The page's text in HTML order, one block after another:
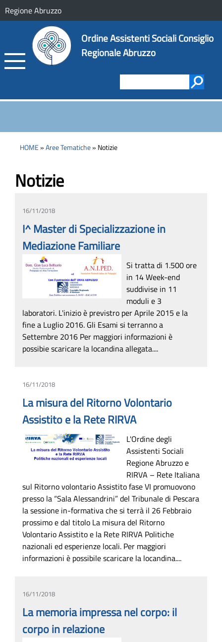
Regione Abruzzo
Ordine Assistenti Sociali Consiglio
Regionale Abruzzo
HOME »Aree Tematiche» Notizie
Notizie
16/11/2018
I^ Master di Specializzazione in
Mediazione Familiare
Si tratta di 1.500 ore
in 14 Week-end
suddivise in 11
moduli e 3
laboratori. L'inizio è previstro per Aprile 2015 e la
fine a Luglio 2016. Gli Esami si terranno a
Settembre 2016 Per maggiori informazioni è
possibie scaricare la locandina allegata....
16/11/2018
La misura del Ritorno Volontario
Assistito e la Rete RIRVA
L'Ordine degli
Assistenti Sociali
Regione Abruzzo e
RIRVA – Rete Italiana
sul Ritorno volontario Assistito fase VI promuovono
presso la “Sala Alessandrini” del Tribunale di Pescara
la sessione in-formativa che si terrà il 26 Febbraio
prossimo e dal titolo La misura del Ritorno
Volontario Assistito e la Rete RIRVA Politiche
nazionali ed esperienze locali. Per maggiori
informazioni è possibile scaricare la locandina....
16/11/2018
La memoria impressa nel corpo: il
corpo in relazione